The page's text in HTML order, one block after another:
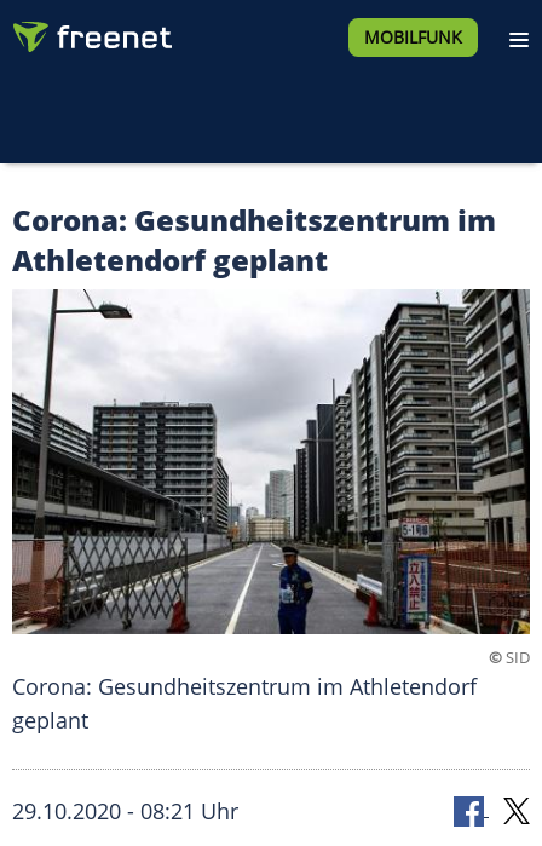
MOBILFUNK
Corona: Gesundheitszentrum im
Athletendorf geplant
©SID
Corona: Gesundheitszentrum im Athletendorf
geplant
29.10.2020 - 08:21 Uhr